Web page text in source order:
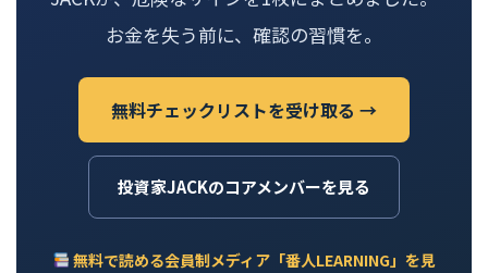
お金を失う前に、確認の習慣を。
無料チェックリストを受け取る →
投資家JACKのコアメンバーを見る
無料で読める会員制メディア「番人LEARNING」を見